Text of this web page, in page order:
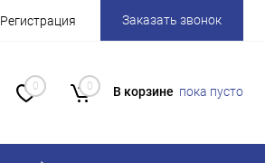
Регистрация Заказать звонок
0 0 В корзине пока пусто